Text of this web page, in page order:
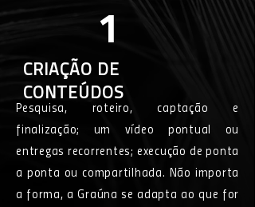
1
Pesquisa, roteiro, captação e
finalização; um vídeo pontual ou
entregas recorrentes; execução de ponta
a ponta ou compartilhada. Não importa
a forma, a Graúna se adapta ao que for
CRIAÇÃO DE
CONTEÚDOS